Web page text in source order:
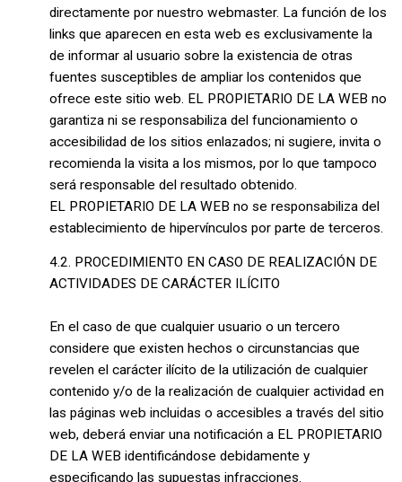
directamente por nuestro webmaster. La función de los
links que aparecen en esta web es exclusivamente la
de informar al usuario sobre la existencia de otras
fuentes susceptibles de ampliar los contenidos que
ofrece este sitio web. EL PROPIETARIO DE LA WEB no
garantiza ni se responsabiliza del funcionamiento o
accesibilidad de los sitios enlazados; ni sugiere, invita o
recomienda la visita a los mismos, por lo que tampoco
será responsable del resultado obtenido.
EL PROPIETARIO DE LA WEB no se responsabiliza del
establecimiento de hipervínculos por parte de terceros.
4.2. PROCEDIMIENTO EN CASO DE REALIZACIÓN DE
ACTIVIDADES DE CARÁCTER ILÍCITO
En el caso de que cualquier usuario o un tercero
considere que existen hechos o circunstancias que
revelen el carácter ilícito de la utilización de cualquier
contenido y/o de la realización de cualquier actividad en
las páginas web incluidas o accesibles a través del sitio
web, deberá enviar una notificación a EL PROPIETARIO
DE LA WEB identificándose debidamente y
especificando las supuestas infracciones.